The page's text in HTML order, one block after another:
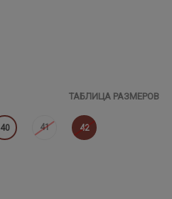
ТАБЛИЦА РАЗМЕРОВ
40 41 42